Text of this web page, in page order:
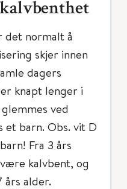
det normalt å
skjer innen
dagers
knapt lenger i
ved
et barn. Obs. vit D
Fra 3 års
kalvbent, og
års alder.